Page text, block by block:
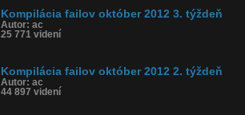
Kompilácia failov október 2012 3. týždeň
Autor: ac
25 771 videní
Kompilácia failov október 2012 2. týždeň
Autor: ac
44 897 videní